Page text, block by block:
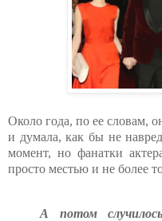
Около года, по ее словам,
и думала, как бы не
момент, но фанатки
просто местью и не более
А потом